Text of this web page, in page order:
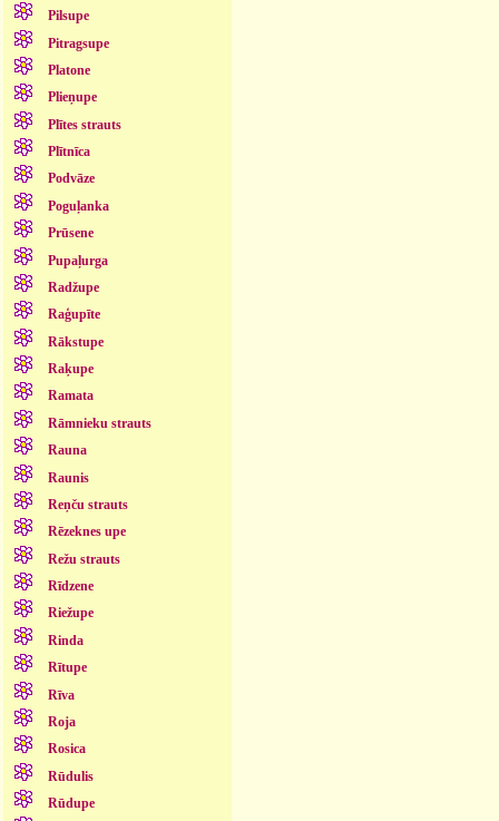
Pilsupe
Pitragsupe
Platone
Plieņupe
Plītes strauts
Plītnīca
Podvāze
Poguļanka
Prūsene
Pupaļurga
Radžupe
Raģupīte
Rākstupe
Raķupe
Ramata
Rāmnieku strauts
Rauna
Raunis
Reņču strauts
Rēzeknes upe
Režu strauts
Rīdzene
Riežupe
Rinda
Rītupe
Rīva
Roja
Rosica
Rūdulis
Rūdupe